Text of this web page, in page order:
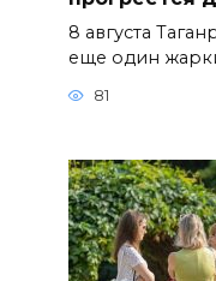
8 августа
еще один
81